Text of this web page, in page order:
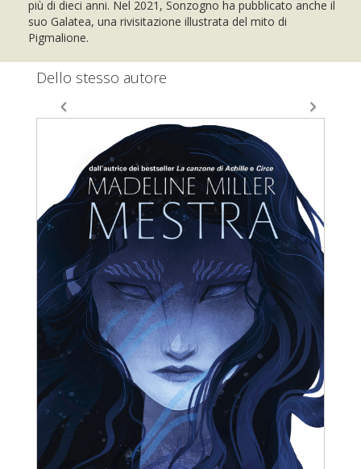
più di dieci anni. Nel 2021, Sonzogno ha pubblicato anche il
suo Galatea, una rivisitazione illustrata del mito di
Pigmalione.
Dello stesso autore